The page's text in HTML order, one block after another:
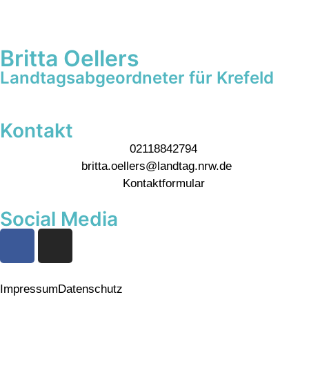
Britta Oellers
Landtagsabgeordneter für Krefeld
Kontakt
02118842794
britta.oellers@landtag.nrw.de
Kontaktformular
Social Media
Impressum Datenschutz